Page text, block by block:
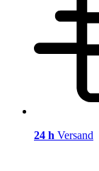
24 h Versand